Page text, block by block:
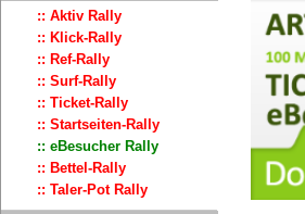
:: Aktiv Rally
:: Klick-Rally
:: Ref-Rally
:: Surf-Rally
:: Ticket-Rally
:: Startseiten-Rally
:: eBesucher Rally
:: Bettel-Rally
:: Taler-Pot Rally